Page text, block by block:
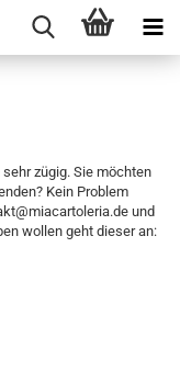
zügig. Sie möchten
Kein Problem
und
wollen geht dieser an: